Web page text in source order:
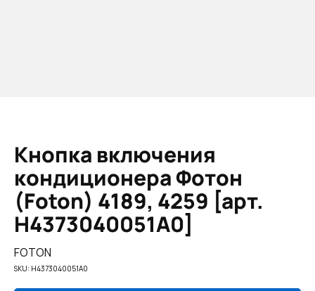
Кнопка включения
кондиционера Фотон
(Foton) 4189, 4259 [арт.
H4373040051A0]
FOTON
SKU: H4373040051A0